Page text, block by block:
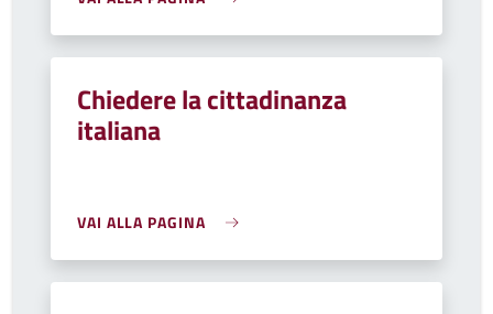
Chiedere la cittadinanza
italiana
VAI ALLA PAGINA